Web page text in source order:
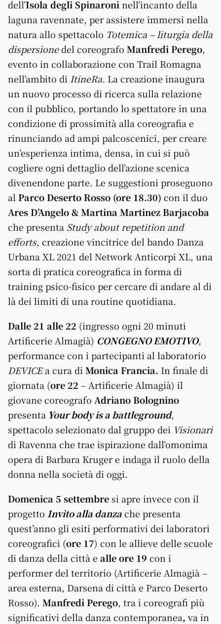
dell’Isola degli Spinaroni nell’incanto della
laguna ravennate, per assistere immersi nella
natura allo spettacolo Totemica – liturgia della
dispersionedel coreografo Manfredi Perego,
evento in collaborazione con Trail Romagna
nell’ambito di ItineRa. La creazione inaugura
un nuovo processo di ricerca sulla relazione
con il pubblico, portando lo spettatore in una
condizione di prossimità alla coreografia e
rinunciando ad ampi palcoscenici, per creare
un’esperienza intima, densa, in cui si può
cogliere ogni dettaglio dell’azione scenica
divenendone parte. Le suggestioni proseguono
al Parco Deserto Rosso (ore 18.30) con il duo
Ares D’Angelo & Martina Martinez Barjacoba
che presenta Study about repetition and
efforts, creazione vincitrice del bando Danza
Urbana XL 2021 del Network Anticorpi XL, una
sorta di pratica coreografica in forma di
training psico-fisico per cercare di andare al di
là dei limiti di una routine quotidiana.
Dalle 21 alle 22 (ingresso ogni 20 minuti
Artificerie Almagià) CONGEGNO EMOTIVO,
performance con i partecipanti al laboratorio
DEVICEa cura di Monica Francia. In finale di
giornata (ore 22 – Artificerie Almagià) il
giovane coreografo Adriano Bolognino
presenta Your body is a battleground,
spettacolo selezionato dal gruppo dei Visionari
di Ravenna che trae ispirazione dall’omonima
opera di Barbara Kruger e indaga il ruolo della
donna nella società di oggi.
Domenica 5 settembre si apre invece con il
progetto Invito alla danzache presenta
quest’anno gli esiti performativi dei laboratori
coreografici (ore 17) con le allieve delle scuole
di danza della città e alle ore 19 con i
performer del territorio (Artificerie Almagià –
area esterna, Darsena di città e Parco Deserto
Rosso). Manfredi Perego, tra i coreografi più
significativi della danza contemporanea, va in